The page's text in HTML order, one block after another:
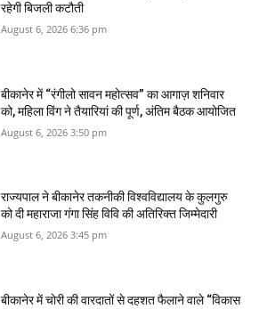
रहेगी बिजली कटौती
August 6, 2026 6:36 pm
बीकानेर में “रंगीलो सावन महोत्सव” का आगाज़ शनिवार
को, महिला विंग ने तैयारियां की पूर्ण, अंतिम बैठक आयोजित
August 6, 2026 3:50 pm
राज्यपाल ने बीकानेर तकनीकी विश्वविद्यालय के कुलगुरु
को दी महाराजा गंगा सिंह विवि की अतिरिक्त जिम्मेदारी
August 6, 2026 3:45 pm
बीकानेर में चोरी की वारदातों से दहशत फैलाने वाले “विकास